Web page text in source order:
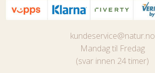
kundeservice@natur.no
Mandag til Fredag
(svar innen 24 timer)